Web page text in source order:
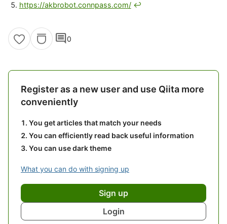
https://akbrobot.connpass.com/ ↩
comment0
Register as a new user and use Qiita more
conveniently
You get articles that match your needs
You can efficiently read back useful information
You can use dark theme
What you can do with signing up
Sign up
Login